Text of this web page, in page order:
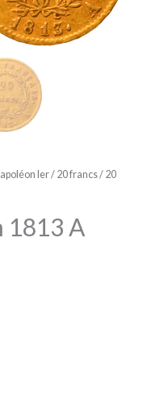
Ier/ 20 francs/ 20
1813 A